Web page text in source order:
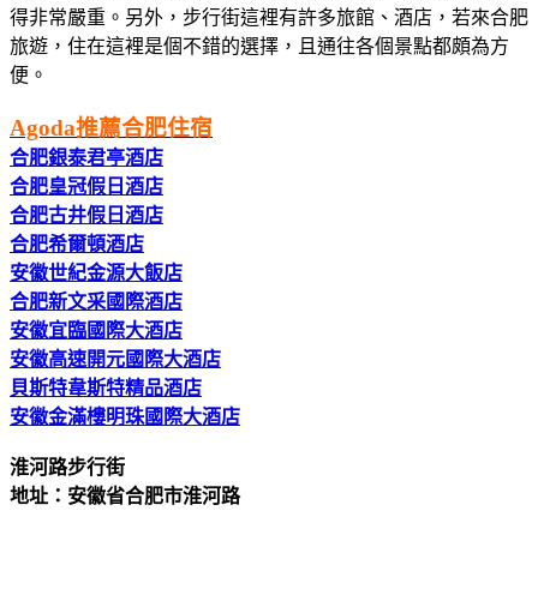
得非常嚴重。另外，步行街這裡有許多旅館、酒店，若來合肥
旅遊，住在這裡是個不錯的選擇，且通往各個景點都頗為方
便。
Agoda推薦合肥住宿
合肥銀泰君亭酒店
合肥皇冠假日酒店
合肥古井假日酒店
合肥希爾頓酒店
安徽世紀金源大飯店
合肥新文采國際酒店
安徽宜臨國際大酒店
安徽高速開元國際大酒店
貝斯特韋斯特精品酒店
安徽金滿樓明珠國際大酒店
淮河路步行街
地址：安徽省合肥市淮河路